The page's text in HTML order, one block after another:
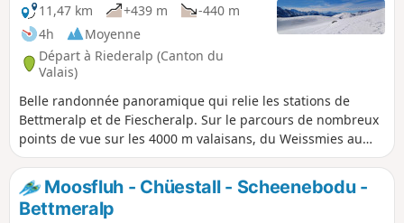
11,47 km
+439 m
-440 m
4h
Moyenne
Départ à Riederalp (Canton du
Valais)
Belle randonnée panoramique qui relie les stations de
Bettmeralp et de Fiescheralp. Sur le parcours de nombreux
points de vue sur les 4000 m valaisans, du Weissmies au
Weisshorn.
Moosfluh - Chüestall - Scheenebodu -
Bettmeralp